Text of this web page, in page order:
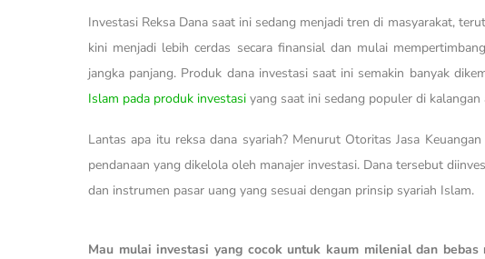
Investasi Reksa Dana saat ini sedang menjadi tren di masyarakat,
kini menjadi lebih cerdas secara finansial dan mulai
jangka panjang. Produk dana investasi saat ini semakin banyak
Islam pada produk investasi yang saat ini sedang populer di kalangan
Lantas apa itu reksa dana syariah? Menurut Otoritas Jasa
pendanaan yang dikelola oleh manajer investasi. Dana tersebut
dan instrumen pasar uang yang sesuai dengan prinsip syariah Islam.
Mau mulai investasi yang cocok untuk kaum milenial dan